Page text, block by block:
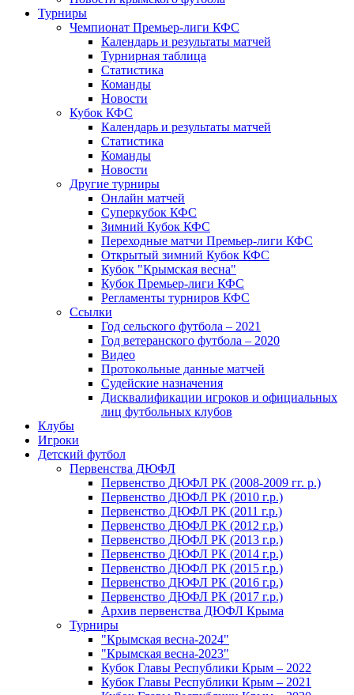
Турниры
Чемпионат Премьер-лиги КФС
Календарь и результаты матчей
Турнирная таблица
Статистика
Команды
Новости
Кубок КФС
Календарь и результаты матчей
Статистика
Команды
Новости
Другие турниры
Онлайн матчей
Суперкубок КФС
Зимний Кубок КФС
Переходные матчи Премьер-лиги КФС
Открытый зимний Кубок КФС
Кубок "Крымская весна"
Кубок Премьер-лиги КФС
Регламенты турниров КФС
Ссылки
Год сельского футбола – 2021
Год ветеранского футбола – 2020
Видео
Протокольные данные матчей
Судейские назначения
Дисквалификации игроков и официальных
лиц футбольных клубов
Клубы
Игроки
Детский футбол
Первенства ДЮФЛ
Первенство ДЮФЛ РК (2008-2009 гг. р.)
Первенство ДЮФЛ РК (2010 г.р.)
Первенство ДЮФЛ РК (2011 г.р.)
Первенство ДЮФЛ РК (2012 г.р.)
Первенство ДЮФЛ РК (2013 г.р.)
Первенство ДЮФЛ РК (2014 г.р.)
Первенство ДЮФЛ РК (2015 г.р.)
Первенство ДЮФЛ РК (2016 г.р.)
Первенство ДЮФЛ РК (2017 г.р.)
Архив первенства ДЮФЛ Крыма
Турниры
"Крымская весна-2024"
"Крымская весна-2023"
Кубок Главы Республики Крым – 2022
Кубок Главы Республики Крым – 2021